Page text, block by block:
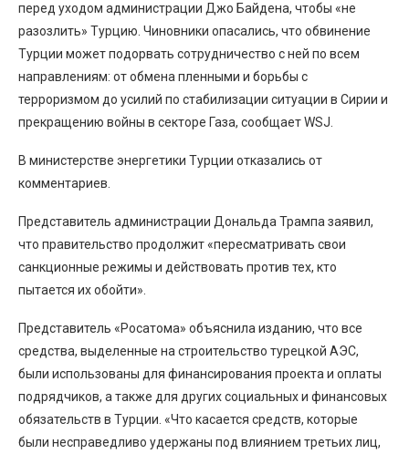
перед уходом администрации Джо Байдена, чтобы «не
разозлить» Турцию. Чиновники опасались, что обвинение
Турции может подорвать сотрудничество с ней по всем
направлениям: от обмена пленными и борьбы с
терроризмом до усилий по стабилизации ситуации в Сирии и
прекращению войны в секторе Газа, сообщает WSJ.
В министерстве энергетики Турции отказались от
комментариев.
Представитель администрации Дональда Трампа заявил,
что правительство продолжит «пересматривать свои
санкционные режимы и действовать против тех, кто
пытается их обойти».
Представитель «Росатома» объяснила изданию, что все
средства, выделенные на строительство турецкой АЭС,
были использованы для финансирования проекта и оплаты
подрядчиков, а также для других социальных и финансовых
обязательств в Турции. «Что касается средств, которые
были несправедливо удержаны под влиянием третьих лиц,